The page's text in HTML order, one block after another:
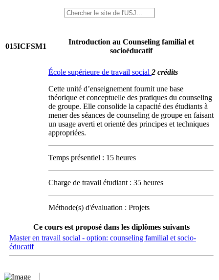
015ICFSM1
Introduction au Counseling familial et
socioéducatif
École supérieure de travail social 2 crédits
Cette unité d’enseignement fournit une base
théorique et conceptuelle des pratiques du counseling
de groupe. Elle consolide la capacité des étudiants à
mener des séances de counseling de groupe en faisant
un usage averti et orienté des principes et techniques
appropriées.
Temps présentiel : 15 heures
Charge de travail étudiant : 35 heures
Méthode(s) d'évaluation : Projets
Ce cours est proposé dans les diplômes suivants
Master en travail social - option: counseling familial et socio-
éducatif